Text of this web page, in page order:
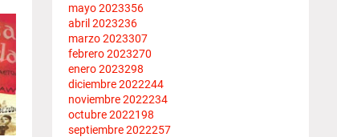
mayo 2023356
abril 2023236
marzo 2023307
febrero 2023270
enero 2023298
diciembre 2022244
noviembre 2022234
octubre 2022198
septiembre 2022257